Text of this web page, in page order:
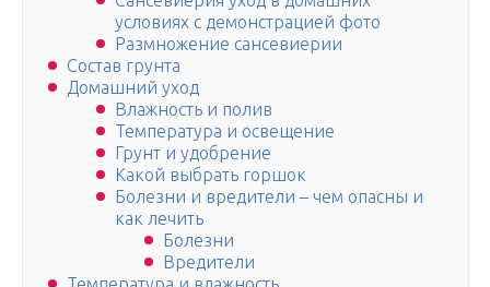
условиях с демонстрацией фото
Размножение сансевиерии
Состав грунта
Домашний уход
Влажность и полив
Температура и освещение
Грунт и удобрение
Какой выбрать горшок
Болезни и вредители – чем опасны и
как лечить
Болезни
Вредители